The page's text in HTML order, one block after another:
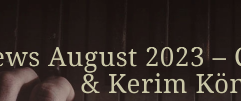
August 2023
& Kerim